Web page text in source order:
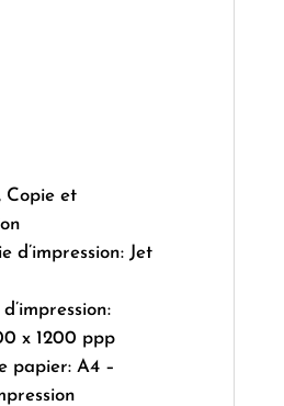
Copie et
d’impression: Jet
x 1200 ppp
papier: A4 –